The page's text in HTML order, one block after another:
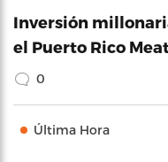
Inversión
el Puerto Rico
0
Última Hora